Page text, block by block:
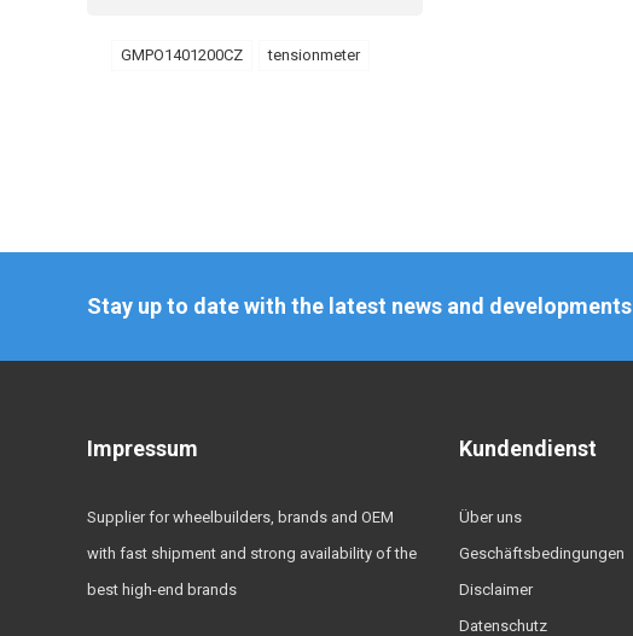
GMPO1401200CZ tensionmeter
Stay up to date with the latest news and developments
Impressum
Supplier for wheelbuilders, brands and OEM
with fast shipment and strong availability of the
best high-end brands
Kundendienst
Über uns
Geschäftsbedingungen
Disclaimer
Datenschutz